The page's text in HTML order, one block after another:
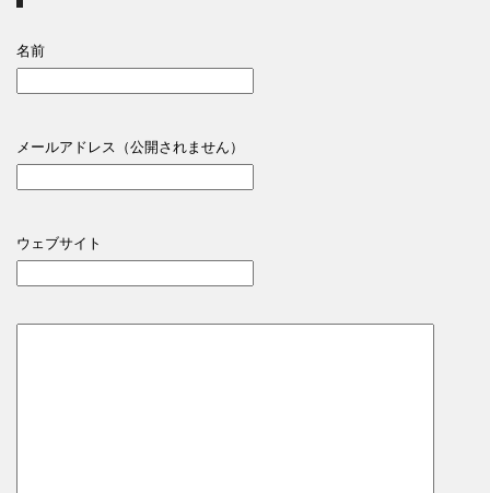
名前
メールアドレス（公開されません）
ウェブサイト